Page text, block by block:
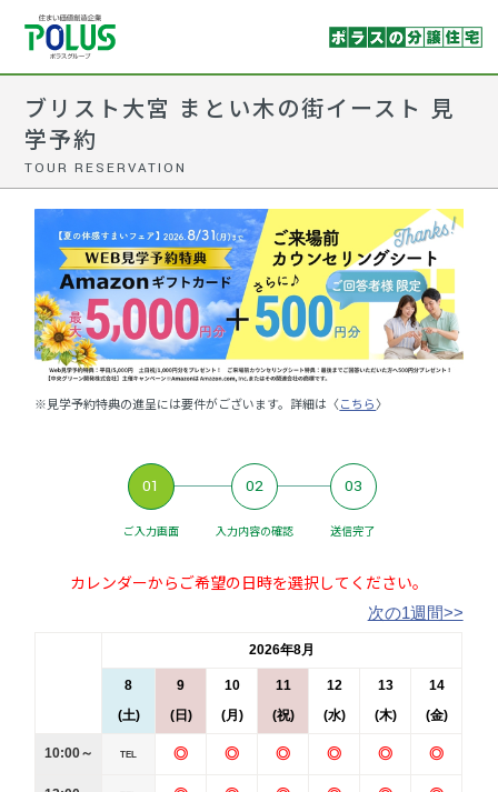
ブリスト大宮 まとい木の街イースト 見
学予約
TOUR RESERVATION
※見学予約特典の進呈には要件がございます。詳細は〈こちら〉
01
ご入力画面
02
入力内容の確認
03
送信完了
カレンダーからご希望の日時を選択してください。
次の1週間>>
2026年8月
8
(土)
9
(日)
10
(月)
11
(祝)
12
(水)
13
(木)
14
(金)
10:00～ TEL ◎ ◎ ◎ ◎ ◎ ◎